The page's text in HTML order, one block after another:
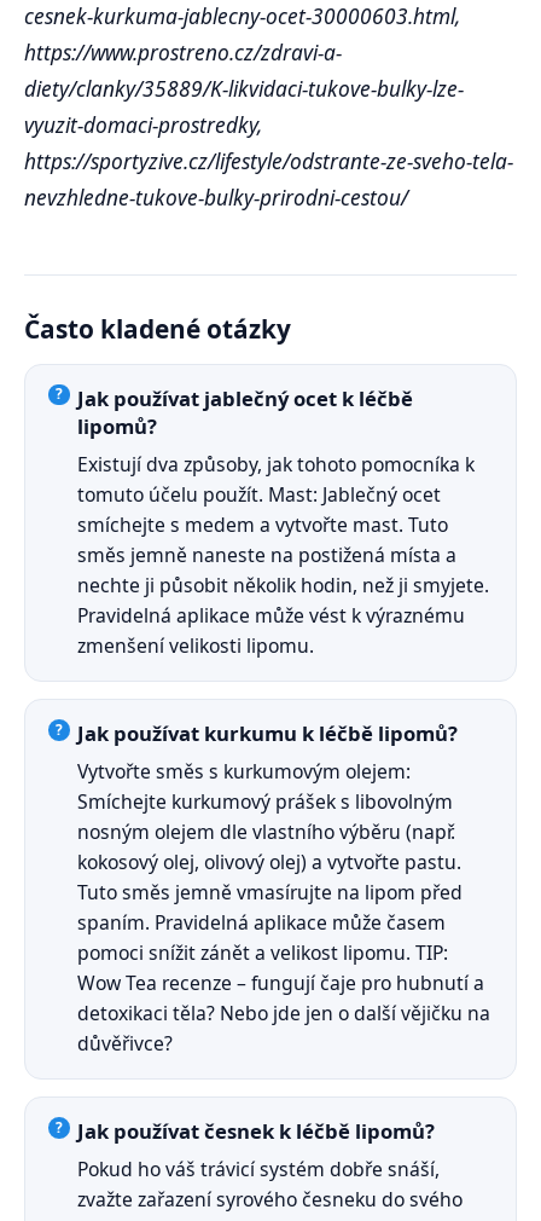
cesnek-kurkuma-jablecny-ocet-30000603.html,
https://www.prostreno.cz/zdravi-a-
diety/clanky/35889/K-likvidaci-tukove-bulky-lze-
vyuzit-domaci-prostredky,
https://sportyzive.cz/lifestyle/odstrante-ze-sveho-tela-
nevzhledne-tukove-bulky-prirodni-cestou/
Často kladené otázky
Jak používat jablečný ocet k léčbě
lipomů?
Existují dva způsoby, jak tohoto pomocníka k
tomuto účelu použít. Mast: Jablečný ocet
smíchejte s medem a vytvořte mast. Tuto
směs jemně naneste na postižená místa a
nechte ji působit několik hodin, než ji smyjete.
Pravidelná aplikace může vést k výraznému
zmenšení velikosti lipomu.
Jak používat kurkumu k léčbě lipomů?
Vytvořte směs s kurkumovým olejem:
Smíchejte kurkumový prášek s libovolným
nosným olejem dle vlastního výběru (např.
kokosový olej, olivový olej) a vytvořte pastu.
Tuto směs jemně vmasírujte na lipom před
spaním. Pravidelná aplikace může časem
pomoci snížit zánět a velikost lipomu. TIP:
Wow Tea recenze – fungují čaje pro hubnutí a
detoxikaci těla? Nebo jde jen o další vějičku na
důvěřivce?
Jak používat česnek k léčbě lipomů?
Pokud ho váš trávicí systém dobře snáší,
zvažte zařazení syrového česneku do svého